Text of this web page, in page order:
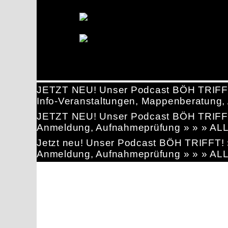
JETZT NEU! Unser Podcast BÖH
Info-Veranstaltungen,
JETZT NEU! Unser Podcast BÖH
Anmeldung, Aufnahmeprüfung » » »
Jetzt neu! Unser Podcast BÖH TRIFFT!
Anmeldung, Aufnahmeprüfung » » »